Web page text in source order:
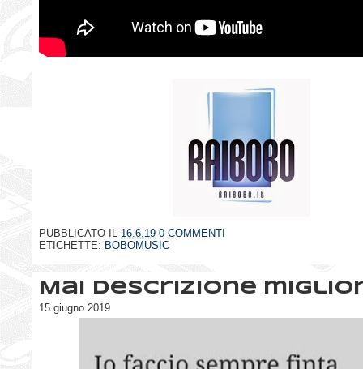
PUBBLICATO IL 16.6.19 0 COMMENTI
ETICHETTE: BOBOMUSIC
Mai descrizione
15 giugno 2019